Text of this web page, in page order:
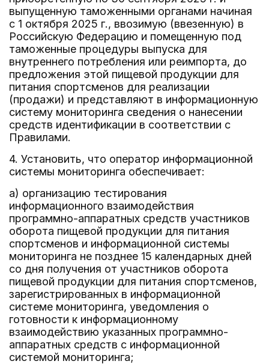
выпущенную таможенными органами начиная
с 1 октября 2025 г., ввозимую (ввезенную) в
Российскую Федерацию и помещенную под
таможенные процедуры выпуска для
внутреннего потребления или реимпорта, до
предложения этой пищевой продукции для
питания спортсменов для реализации
(продажи) и представляют в информационную
систему мониторинга сведения о нанесении
средств идентификации в соответствии с
Правилами.
4. Установить, что оператор информационной
системы мониторинга обеспечивает:
а) организацию тестирования
информационного взаимодействия
программно-аппаратных средств участников
оборота пищевой продукции для питания
спортсменов и информационной системы
мониторинга не позднее 15 календарных дней
со дня получения от участников оборота
пищевой продукции для питания спортсменов,
зарегистрированных в информационной
системе мониторинга, уведомления о
готовности к информационному
взаимодействию указанных программно-
аппаратных средств с информационной
системой мониторинга;